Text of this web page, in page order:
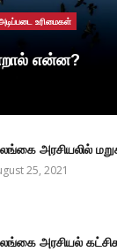
உரிமைகள்
என்ன?
அரசியலில்
25, 2021
அரசியல்